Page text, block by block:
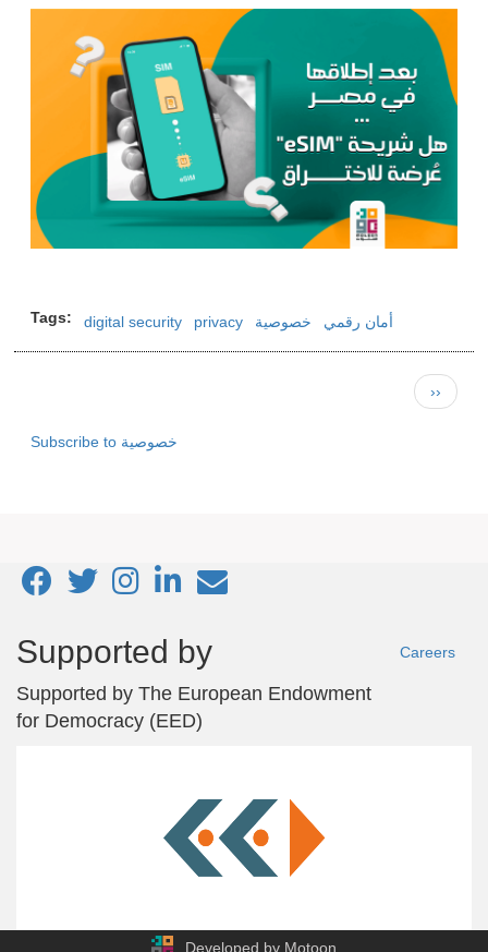
Tags digital security privacy خصوصية أمان رقمي
Next
page
››
Subscribe to خصوصية
Footer
menu
Careers
Supported by
Supported by The European Endowment
for Democracy (EED)
Developed by Motoon